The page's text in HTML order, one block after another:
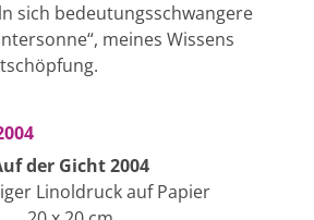
sich bedeutungsschwangere
meines Wissens
der Gicht 2004
Linoldruck auf Papier